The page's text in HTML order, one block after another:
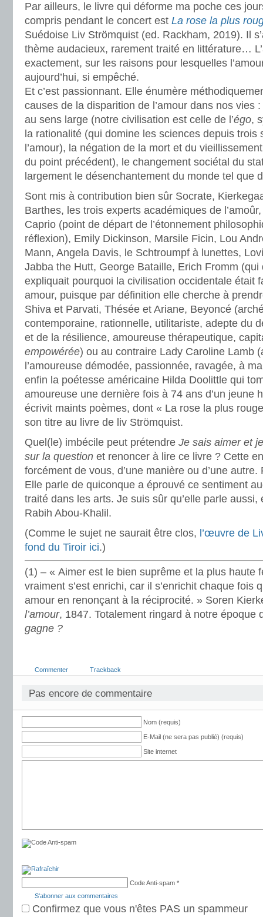
Par ailleurs, le livre qui déforme ma poche ces
compris pendant le concert est La rose la plus
Suédoise Liv Strömquist (ed. Rackham, 2019). Il
thème audacieux, rarement traité en littérature…
exactement, sur les raisons pour lesquelles
aujourd’hui, si empêché.
Et c’est passionnant. Elle énumère
causes de la disparition de l’amour dans nos vies
au sens large (notre civilisation est celle de l’égo,
la rationalité (qui domine les sciences depuis trois
l’amour), la négation de la mort et du
du point précédent), le changement sociétal du
largement le désenchantement du monde tel que
Sont mis à contribution bien sûr Socrate,
Barthes, les trois experts académiques de
Caprio (point de départ de l’étonnement
réflexion), Emily Dickinson, Marsile Ficin, Lou
Mann, Angela Davis, le Schtroumpf à lunettes,
Jabba the Hutt, George Bataille, Erich Fromm (qui
expliquait pourquoi la civilisation occidentale était
amour, puisque par définition elle cherche à
Shiva et Parvati, Thésée et Ariane, Beyoncé
contemporaine, rationnelle, utilitariste, adepte du
et de la résilience, amoureuse thérapeutique,
empowérée) ou au contraire Lady Caroline Lamb
l’amoureuse démodée, passionnée, ravagée, à
enfin la poétesse américaine Hilda Doolittle qui
amoureuse une dernière fois à 74 ans d’un jeune
écrivit maints poèmes, dont « La rose la plus
son titre au livre de liv Strömquist.
Quel(le) imbécile peut prétendre Je sais aimer et
sur la question et renoncer à lire ce livre ? Cette
forcément de vous, d’une manière ou d’une autre.
Elle parle de quiconque a éprouvé ce sentiment
traité dans les arts. Je suis sûr qu’elle parle
Rabih Abou-Khalil.
(Comme le sujet ne saurait être clos, l’œuvre de
fond du Tiroir ici.)
(1) – « Aimer est le bien suprême et la plus haute
vraiment s’est enrichi, car il s’enrichit chaque fois
amour en renonçant à la réciprocité. » Soren
l’amour, 1847. Totalement ringard à notre époque
gagne ?
Commenter Trackback
Pas encore de commentaire
Nom (requis)
E-Mail (ne sera pas publié) (requis)
Site internet
Code Anti-spam *
S'abonner aux commentaires
Confirmez que vous n'êtes PAS un spammeur